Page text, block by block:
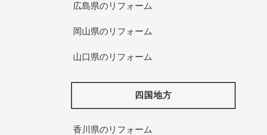
広島県のリフォーム
岡山県のリフォーム
山口県のリフォーム
四国地方
香川県のリフォーム